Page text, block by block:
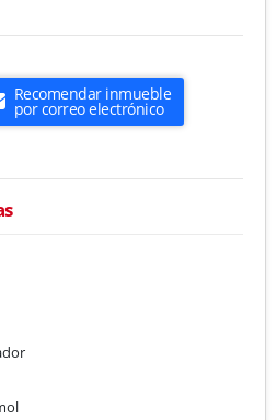
Recomendar inmueble
por correo electrónico